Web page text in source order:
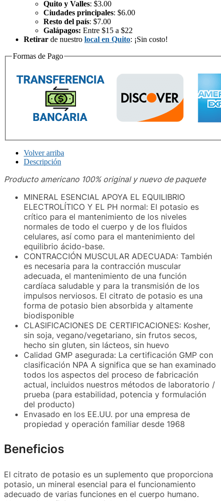
Quito y Valles: $3.00
Ciudades principales: $6.00
Resto del país: $7.00
Galápagos: Entre $15 a $22
Retirar de nuestro local en Quito: ¡Sin costo!
Formas de Pago
Volver arriba
Descripción
Producto americano 100% original y nuevo de paquete
MINERAL ESENCIAL APOYA EL EQUILIBRIO
ELECTROLÍTICO Y EL PH normal: El potasio es
crítico para el mantenimiento de los niveles
normales de todo el cuerpo y de los fluidos
celulares, así como para el mantenimiento del
equilibrio ácido-base.
CONTRACCIÓN MUSCULAR ADECUADA: También
es necesaria para la contracción muscular
adecuada, el mantenimiento de una función
cardíaca saludable y para la transmisión de los
impulsos nerviosos. El citrato de potasio es una
forma de potasio bien absorbida y altamente
biodisponible
CLASIFICACIONES DE CERTIFICACIONES: Kosher,
sin soja, vegano/vegetariano, sin frutos secos,
hecho sin gluten, sin lácteos, sin huevo
Calidad GMP asegurada: La certificación GMP con
clasificación NPA A significa que se han examinado
todos los aspectos del proceso de fabricación
actual, incluidos nuestros métodos de laboratorio /
prueba (para estabilidad, potencia y formulación
del producto)
Envasado en los EE.UU. por una empresa de
propiedad y operación familiar desde 1968
Beneficios
El citrato de potasio es un suplemento que proporciona
potasio, un mineral esencial para el funcionamiento
adecuado de varias funciones en el cuerpo humano.